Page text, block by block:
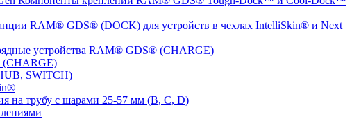
RAM® GDS® (DOCK) для устройств в чехлах IntelliSkin® и Next
устройства RAM® GDS® (CHARGE)
(CHARGE)
SWITCH)
на трубу с шарами 25-57 мм (B, C, D)